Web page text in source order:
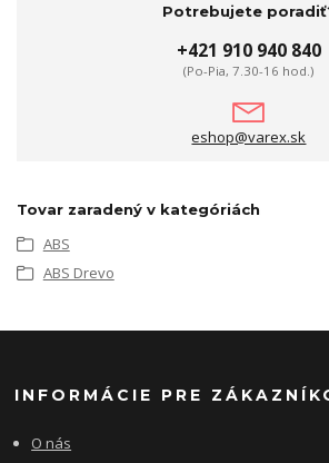
Potrebujete
+421 910 940 840
(Po-Pia, 7.30-16 hod.)
eshop@varex.sk
Tovar zaradený v kategóriách
ABS
ABS Drevo
INFORMÁCIE PRE
O nás